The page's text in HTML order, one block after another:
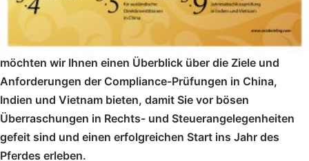
möchten wir Ihnen einen Überblick über die Ziele und
Anforderungen der Compliance-Prüfungen in China,
Indien und Vietnam bieten, damit Sie vor bösen
Überraschungen in Rechts- und Steuerangelegenheiten
gefeit sind und einen erfolgreichen Start ins Jahr des
Pferdes erleben.